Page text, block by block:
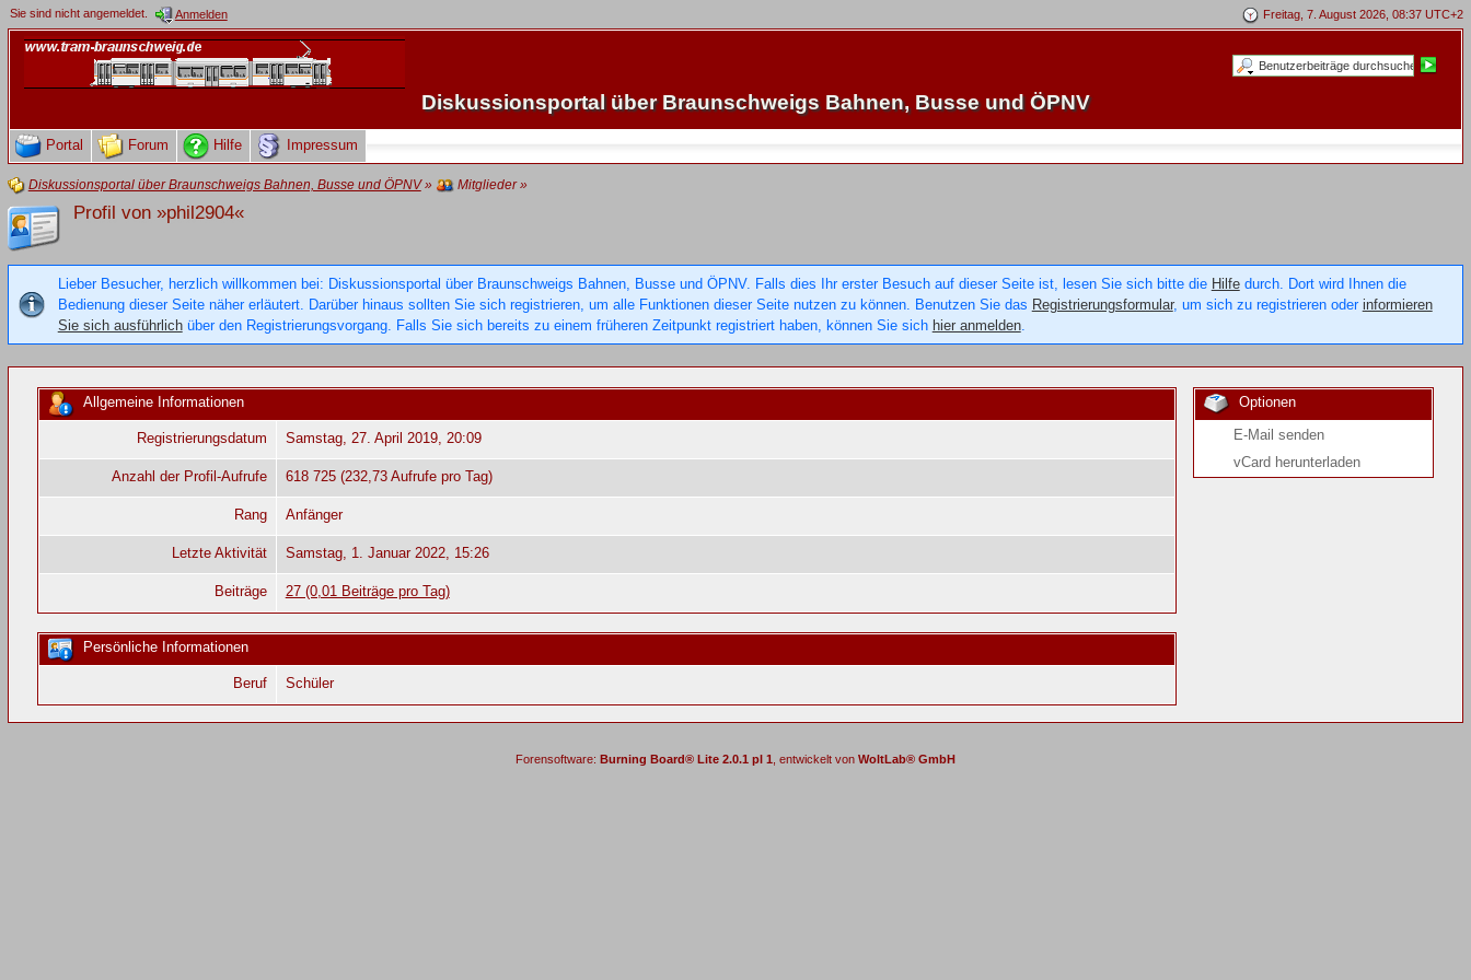
Freitag, 7. August 2026, 08:37 UTC+2
Sie sind nicht angemeldet. Anmelden
Diskussionsportal über Braunschweigs Bahnen, Busse und ÖPNV
Portal Forum Hilfe Impressum
Diskussionsportal über Braunschweigs Bahnen, Busse und ÖPNV» Mitglieder»
Profil von »phil2904«
Lieber Besucher, herzlich willkommen bei: Diskussionsportal über Braunschweigs Bahnen, Busse und ÖPNV. Falls dies Ihr erster Besuch auf dieser Seite ist, lesen Sie sich bitte die Hilfedurch. Dort wird Ihnen die
Bedienung dieser Seite näher erläutert. Darüber hinaus sollten Sie sich registrieren, um alle Funktionen dieser Seite nutzen zu können. Benutzen Sie das Registrierungsformular, um sich zu registrieren oder informieren
Sie sich ausführlichüber den Registrierungsvorgang. Falls Sie sich bereits zu einem früheren Zeitpunkt registriert haben, können Sie sich hier anmelden.
Optionen
E-Mail senden
vCard herunterladen
Allgemeine Informationen
Registrierungsdatum Samstag, 27. April 2019, 20:09
Anzahl der Profil-Aufrufe 618 725 (232,73 Aufrufe pro Tag)
Rang Anfänger
Letzte Aktivität Samstag, 1. Januar 2022, 15:26
Beiträge 27 (0,01 Beiträge pro Tag)
Persönliche Informationen
Beruf Schüler
Forensoftware: Burning Board® Lite 2.0.1 pl 1 , entwickelt von WoltLab® GmbH